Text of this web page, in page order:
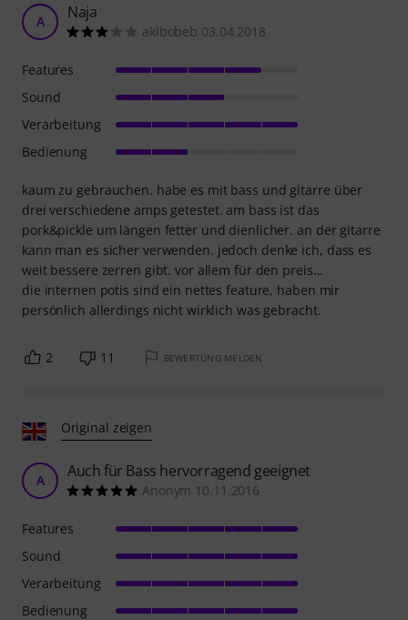
A Naja
akibobeb 03.04.2018
kaum zu gebrauchen. habe es mit bass und gitarre über
drei verschiedene amps getestet. am bass ist das
pork&pickle um längen fetter und dienlicher. an der gitarre
kann man es sicher verwenden. jedoch denke ich, dass es
weit bessere zerren gibt. vor allem für den preis...
die internen potis sind ein nettes feature, haben mir
persönlich allerdings nicht wirklich was gebracht.
Features
Sound
Verarbeitung
Bedienung
2 11 BEWERTUNG MELDEN
Original zeigen
A Auch für Bass hervorragend geeignet
Anonym 10.11.2016
Features
Sound
Verarbeitung
Bedienung